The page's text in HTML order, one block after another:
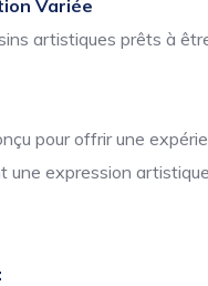
Variée
artistiques prêts à
pour offrir une
expression